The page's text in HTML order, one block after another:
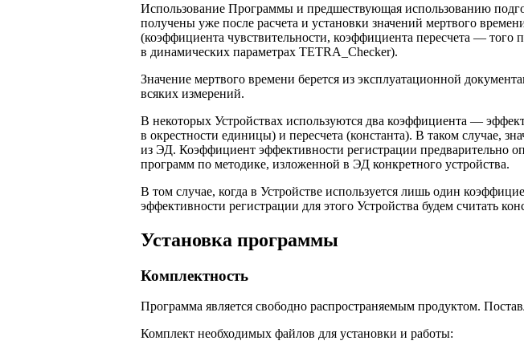
Использование Программы и предшествующая использованию
получены уже после расчета и установки значений мертвого
(коэффициента чувствительности, коэффициента пересчета — того
в динамических параметрах TETRA_Checker).
Значение мертвого времени берется из эксплуатационной
всяких измерений.
В некоторых Устройствах используются два коэффициента —
в окрестности единицы) и пересчета (константа). В таком случае,
из ЭД. Коэффициент эффективности регистрации предварительно
программ по методике, изложенной в ЭД конкретного устройства.
В том случае, когда в Устройстве используется лишь один
эффективности регистрации для этого Устройства будем считать
Установка программы
Комплектность
Программа является свободно распространяемым продуктом.
Комплект необходимых файлов для установки и работы: